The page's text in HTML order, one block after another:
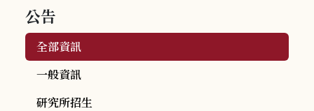
公告
全部資訊
一般資訊
研究所招生